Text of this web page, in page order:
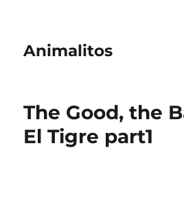
Animalitos
The Good, the
El Tigre part1